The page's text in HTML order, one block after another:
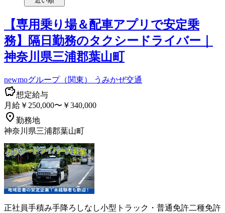
【専用乗り場＆配車アプリで安定乗
務】隔日勤務のタクシードライバー｜
神奈川県三浦郡葉山町
newmoグループ（関東） うみかぜ交通
想定給与
月給￥250,000〜￥340,000
勤務地
神奈川県三浦郡葉山町
正社員手積み手降ろしなし小型トラック・普通免許二種免許